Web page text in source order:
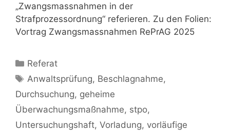
„Zwangsmassnahmen in der
Strafprozessordnung“ referieren. Zu den Folien:
Vortrag Zwangsmassnahmen RePrAG 2025
Referat
Anwaltsprüfung, Beschlagnahme,
Durchsuchung, geheime
Überwachungsmaßnahme, stpo,
Untersuchungshaft, Vorladung, vorläufige